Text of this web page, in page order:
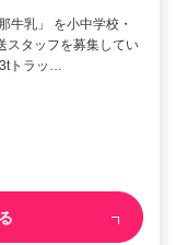
牛乳」 を小中学校・
スタッフを募集してい
トラッ…